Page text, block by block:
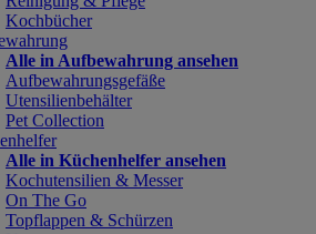
Kochbücher
Alle in Aufbewahrung ansehen
Aufbewahrungsgefäße
Utensilienbehälter
Pet Collection
Alle in Küchenhelfer ansehen
Kochutensilien & Messer
On The Go
Topflappen & Schürzen